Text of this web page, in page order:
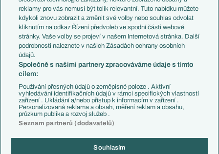
Přestupové spekulace
Zranění
Kluby
Arsenal FC
Chelsea FC
Manchester United
AC Milán
Juventus FC
Bayern Mnichov
FC Barcelona
Real Madrid
Přestupy
Zápasy
Livescore
Tipovací soutěž
reklamy pro vás nemusí být tolik relevantní. Tuto nabídku můžete
kdykoli znovu zobrazit a změnit své volby nebo souhlas odvolat
kliknutím na odkaz Řízení předvoleb ve spodní části webové
stránky. Vaše volby se projeví v našem Internetová stránka. Další
podrobnosti naleznete v našich Zásadách ochrany osobních
údajů.
Společně s našimi partnery zpracováváme údaje s tímto
cílem:
Používání přesných údajů o zeměpisné poloze . Aktivní
vyhledávání identifikačních údajů v rámci specifických vlastností
zařízení . Ukládání a/nebo přístup k informacím v zařízení .
Personalizovaná reklama a obsah, měření reklam a obsahu,
průzkum publika a rozvoj služeb .
Seznam partnerů (dodavatelů)
Souhlasím